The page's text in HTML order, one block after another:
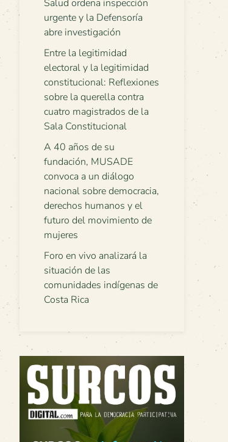
Salud ordena inspección
urgente y la Defensoría
abre investigación
Entre la legitimidad
electoral y la legitimidad
constitucional: Reflexiones
sobre la querella contra
cuatro magistrados de la
Sala Constitucional
A 40 años de su
fundación, MUSADE
convoca a un diálogo
nacional sobre democracia,
derechos humanos y el
futuro del movimiento de
mujeres
Foro en vivo analizará la
situación de las
comunidades indígenas de
Costa Rica